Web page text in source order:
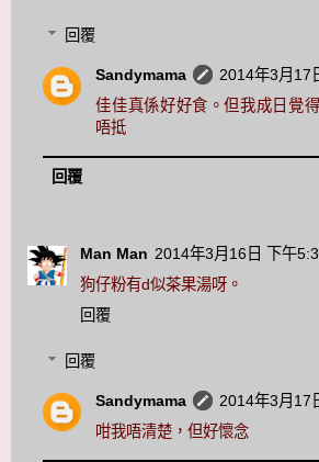
回覆
Sandymama
2014年3月17
佳佳真係好好食。但我成日覺
唔抵
回覆
Man Man 2014年3月16日 下午
狗仔粉有d似茶果湯呀。
回覆
回覆
Sandymama
2014年3月17
咁我唔清楚，但好懷念